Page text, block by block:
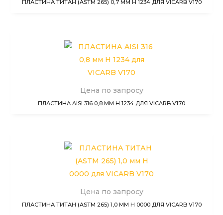
ПЛАСТИНА ТИТАН (ASTM 265) 0,7 ММ H 1234 ДЛЯ VICARB V170
Цена по запросу
ПЛАСТИНА AISI 316 0,8 ММ H 1234 ДЛЯ VICARB V170
Цена по запросу
ПЛАСТИНА ТИТАН (ASTM 265) 1,0 ММ H 0000 ДЛЯ VICARB V170